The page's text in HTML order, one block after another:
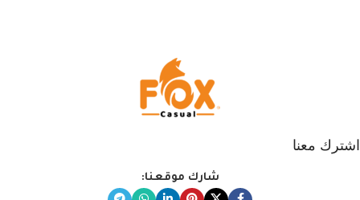
اشترك معنا
شارك موقعنا: